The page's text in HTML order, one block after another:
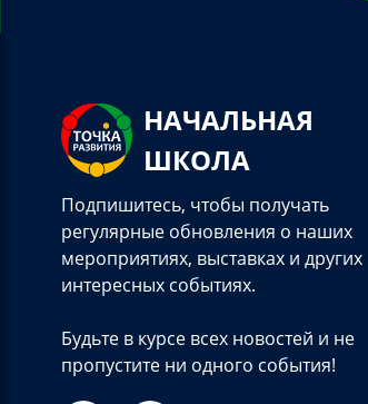
НАЧАЛЬНАЯ
ШКОЛА
Подпишитесь, чтобы получать
регулярные обновления о наших
мероприятиях, выставках и других
интересных событиях.
Будьте в курсе всех новостей и не
пропустите ни одного события!